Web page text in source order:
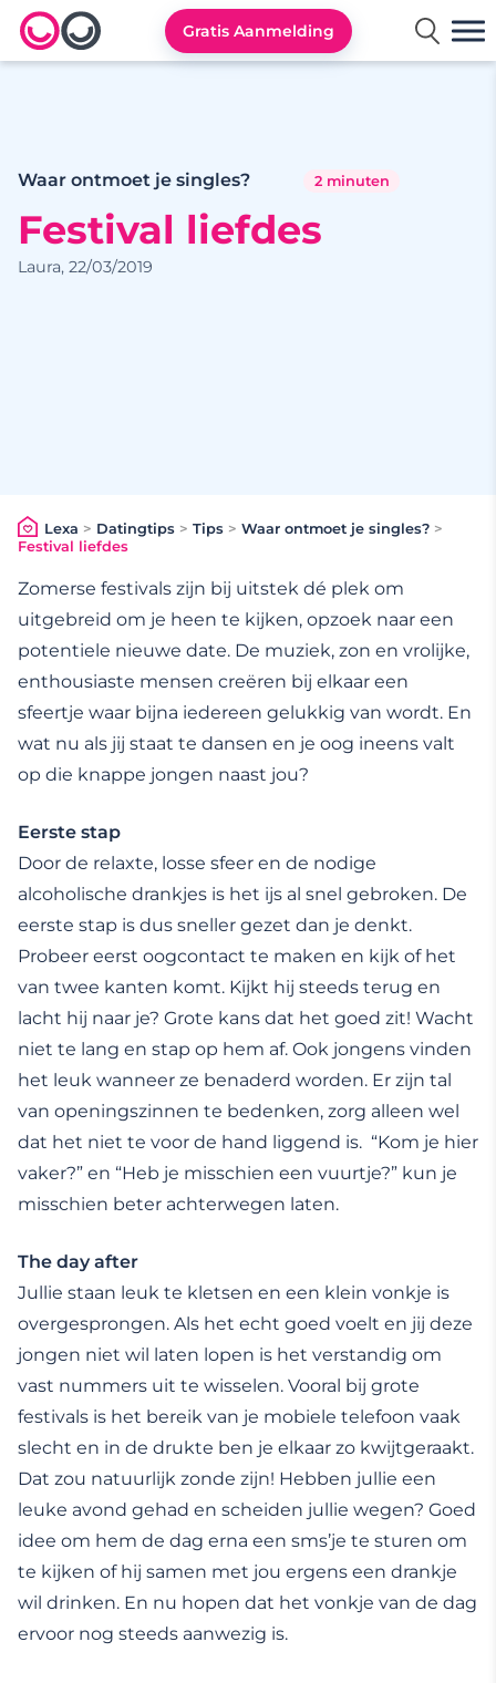
Lexa logo
Gratis Aanmelding
Waar ontmoet je singles? 2 minuten
Festival liefdes
Laura, 22/03/2019
Lexa > Datingtips > Tips > Waar ontmoet je singles? >
Festival liefdes
Zomerse festivals zijn bij uitstek dé plek om
uitgebreid om je heen te kijken, opzoek naar een
potentiele nieuwe date. De muziek, zon en vrolijke,
enthousiaste mensen creëren bij elkaar een
sfeertje waar bijna iedereen gelukkig van wordt. En
wat nu als jij staat te dansen en je oog ineens valt
op die knappe jongen naast jou?
Eerste stap
Door de relaxte, losse sfeer en de nodige
alcoholische drankjes is het ijs al snel gebroken. De
eerste stap is dus sneller gezet dan je denkt.
Probeer eerst oogcontact te maken en kijk of het
van twee kanten komt. Kijkt hij steeds terug en
lacht hij naar je? Grote kans dat het goed zit! Wacht
niet te lang en stap op hem af. Ook jongens vinden
het leuk wanneer ze benaderd worden. Er zijn tal
van openingszinnen te bedenken, zorg alleen wel
dat het niet te voor de hand liggend is. “Kom je hier
vaker?” en “Heb je misschien een vuurtje?” kun je
misschien beter achterwegen laten.
The day after
Jullie staan leuk te kletsen en een klein vonkje is
overgesprongen. Als het echt goed voelt en jij deze
jongen niet wil laten lopen is het verstandig om
vast nummers uit te wisselen. Vooral bij grote
festivals is het bereik van je mobiele telefoon vaak
slecht en in de drukte ben je elkaar zo kwijtgeraakt.
Dat zou natuurlijk zonde zijn! Hebben jullie een
leuke avond gehad en scheiden jullie wegen? Goed
idee om hem de dag erna een sms’je te sturen om
te kijken of hij samen met jou ergens een drankje
wil drinken. En nu hopen dat het vonkje van de dag
ervoor nog steeds aanwezig is.